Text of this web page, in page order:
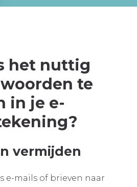
het nuttig
te
in je e-
vermijden
e-mails of brieven naar